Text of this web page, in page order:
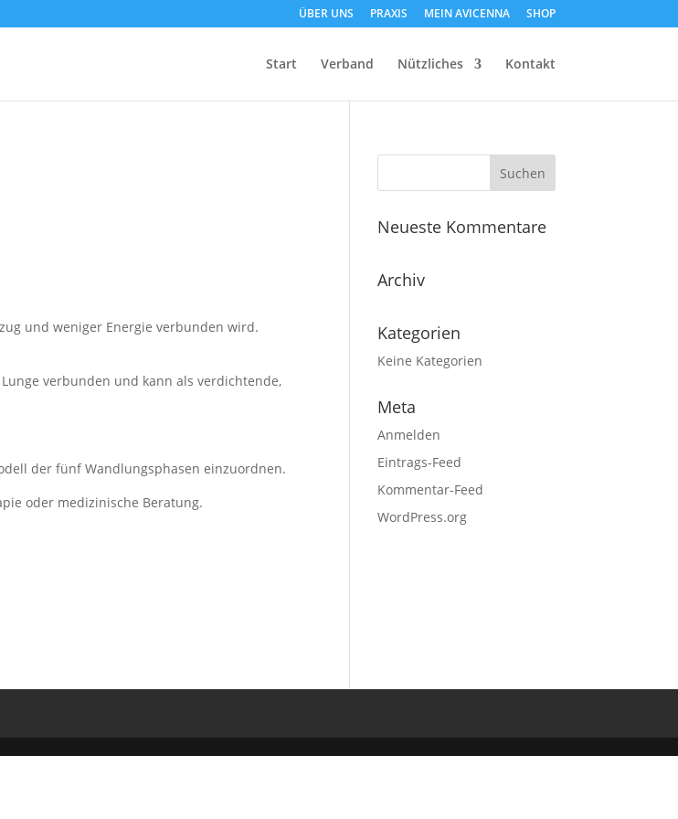
ÜBER UNS PRAXIS MEIN AVICENNA SHOP
Start Verband Nützliches Kontakt
und weniger Energie verbunden wird.
verbunden und kann als verdichtende,
der fünf Wandlungsphasen einzuordnen.
oder medizinische Beratung.
Neueste Kommentare
Archiv
Kategorien
Keine Kategorien
Meta
Anmelden
Eintrags-Feed
Kommentar-Feed
WordPress.org